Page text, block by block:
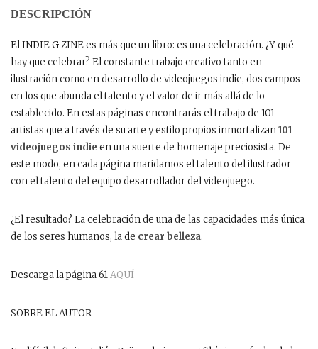
DESCRIPCIÓN
El INDIE G ZINE es más que un libro: es una celebración. ¿Y qué
hay que celebrar? El constante trabajo creativo tanto en
ilustración como en desarrollo de videojuegos indie, dos campos
en los que abunda el talento y el valor de ir más allá de lo
establecido. En estas páginas encontrarás el trabajo de 101
artistas que a través de su arte y estilo propios inmortalizan101
videojuegos indie en una suerte de homenaje preciosista. De
este modo, en cada página maridamos el talento del ilustrador
con el talento del equipo desarrollador del videojuego.
¿El resultado? La celebración de una de las capacidades más única
de los seres humanos, la de crear belleza.
Descarga la página 61AQUÍ
SOBRE EL AUTOR